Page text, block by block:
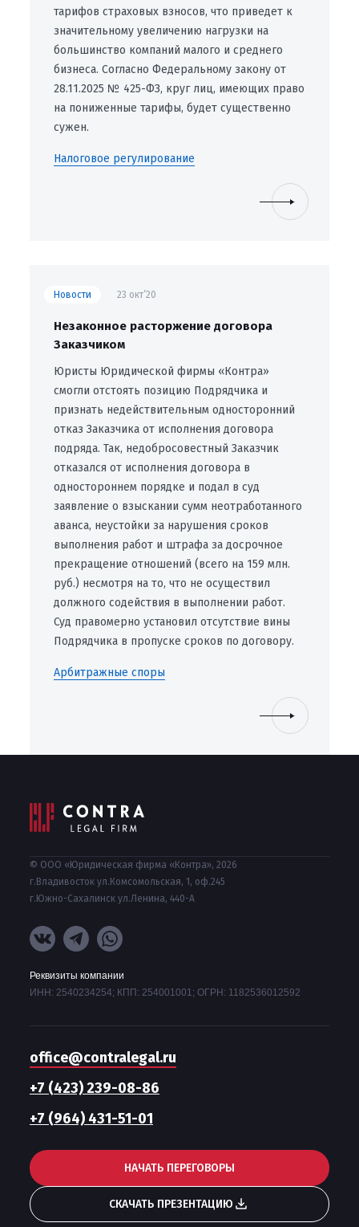
тарифов страховых взносов, что приведет к
значительному увеличению нагрузки на
большинство компаний малого и среднего
бизнеса. Согласно Федеральному закону от
28.11.2025 № 425-ФЗ, круг лиц, имеющих право
на пониженные тарифы, будет существенно
сужен.
Налоговое регулирование
Новости 23 окт’20
Незаконное расторжение договора
Заказчиком
Юристы Юридической фирмы «Контра»
смогли отстоять позицию Подрядчика и
признать недействительным односторонний
отказ Заказчика от исполнения договора
подряда. Так, недобросовестный Заказчик
отказался от исполнения договора в
одностороннем порядке и подал в суд
заявление о взыскании сумм неотработанного
аванса, неустойки за нарушения сроков
выполнения работ и штрафа за досрочное
прекращение отношений (всего на 159 млн.
руб.) несмотря на то, что не осуществил
должного содействия в выполнении работ.
Суд правомерно установил отсутствие вины
Подрядчика в пропуске сроков по договору.
Арбитражные споры
© ООО «Юридическая фирма «Контра», 2026
г.Владивосток ул.Комсомольская, 1, оф.245
г.Южно-Сахалинск ул.Ленина, 440-А
Реквизиты компании
ИНН: 2540234254; КПП: 254001001; ОГРН: 1182536012592
office@contralegal.ru
+7 (423) 239-08-86
+7 (964) 431-51-01
НАЧАТЬ ПЕРЕГОВОРЫ
СКАЧАТЬ ПРЕЗЕНТАЦИЮ